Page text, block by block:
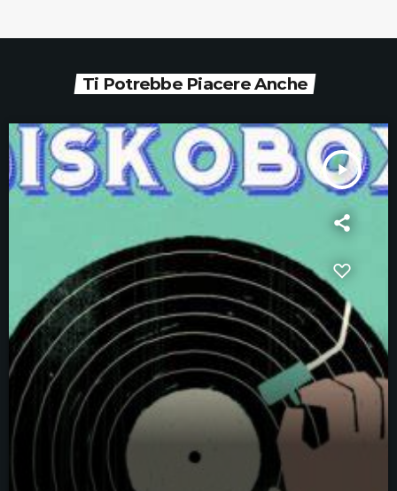
Ti Potrebbe Piacere Anche
play_arrow